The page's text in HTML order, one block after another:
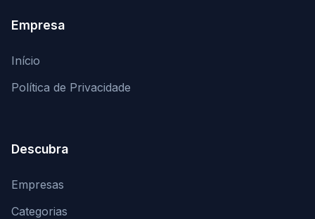
Empresa
Início
Política de Privacidade
Descubra
Empresas
Categorias